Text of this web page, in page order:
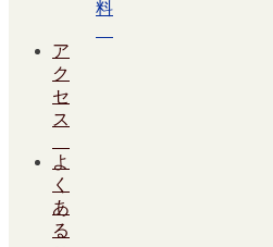
料
ア
ク
セ
ス
よ
く
あ
る